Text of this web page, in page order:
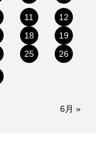
11
12
18
19
25 26
6月 »